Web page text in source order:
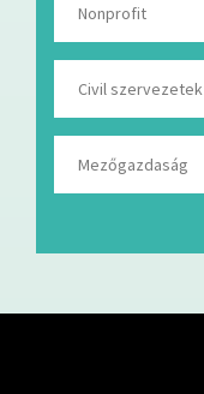
Nonprofit
Civil szervezetek
Mezőgazdaság